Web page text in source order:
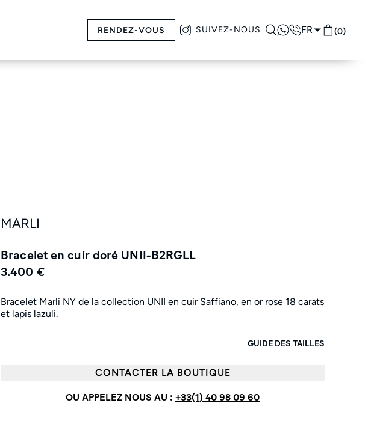
RENDEZ-VOUS SUIVEZ-NOUS FR (0)
MARLI
Bracelet en cuir doré UNII-B2RGLL
3.400 €
Bracelet Marli NY de la collection UNII en cuir Saffiano, en or rose 18 carats
et lapis lazuli.
GUIDE DES TAILLES
CONTACTER LA BOUTIQUE
OU APPELEZ NOUS AU : +33(1) 40 98 09 60